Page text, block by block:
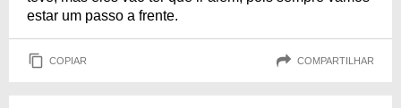
estar um passo a frente.
COPIAR COMPARTILHAR